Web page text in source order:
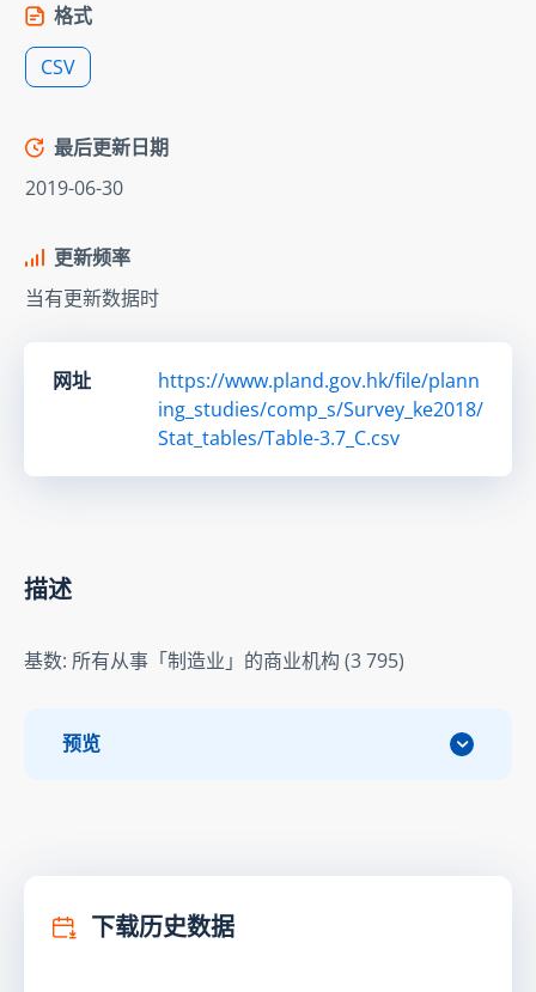
格式
CSV
最后更新日期
2019-06-30
更新频率
当有更新数据时
网址
https://www.pland.gov.hk/file/plann
ing_studies/comp_s/Survey_ke2018/
Stat_tables/Table-3.7_C.csv
描述
基数: 所有从事「制造业」的商业机构 (3 795)
预览
下载历史数据